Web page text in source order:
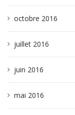
octobre 2016
juillet 2016
juin 2016
mai 2016